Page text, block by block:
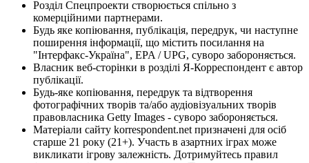
Розділ Спецпроекти створюється спільно з
комерційними партнерами.
Будь яке копіювання, публікація, передрук, чи наступне
поширення інформації, що містить посилання на
"Інтерфакс-Україна", EPA / UPG, суворо забороняється.
Власник веб-сторінки в розділі Я-Корреспондент є автор
публікації.
Будь-яке копіювання, передрук та відтворення
фотографічних творів та/або аудіовізуальних творів
правовласника Getty Images - суворо забороняється.
Матеріали сайту korrespondent.net призначені для осіб
старше 21 року (21+). Участь в азартних іграх може
викликати ігрову залежність. Дотримуйтесь правил